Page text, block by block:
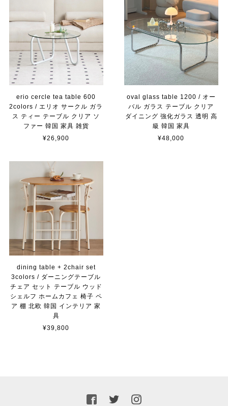
erio cercle tea table 600
2colors / エリオ サークル ガラ
ス ティー テーブル クリア ソ
ファー 韓国 家具 雑貨
¥26,900
oval glass table 1200 / オー
バル ガラス テーブル クリア
ダイニング 強化ガラス 透明 高
級 韓国 家具
¥48,000
dining table + 2chair set
3colors / ダーニングテーブル
チェア セット テーブル ウッド
シェルフ ホームカフェ 椅子 ペ
ア 棚 北欧 韓国 インテリア 家
具
¥39,800